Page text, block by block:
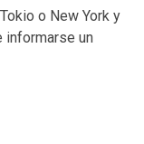
o New York y
informarse un